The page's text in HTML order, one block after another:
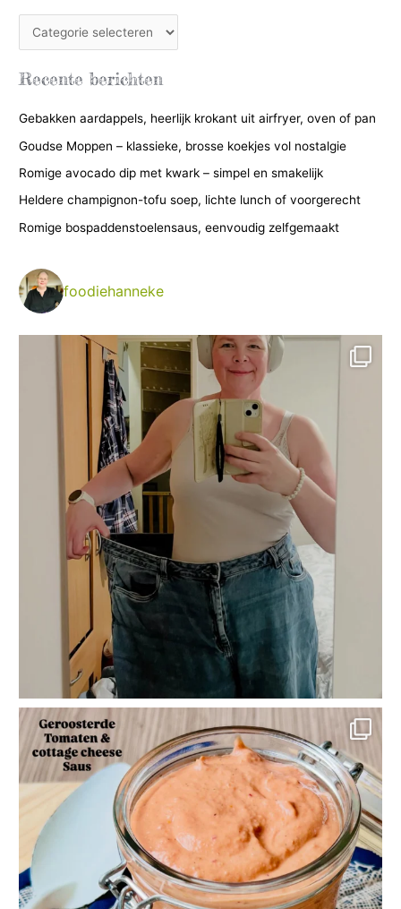
a
t
g
o
r
i
Recente berichten
Gebakken aardappels, heerlijk krokant uit airfryer, oven of pan
Goudse Moppen – klassieke, brosse koekjes vol nostalgie
Romige avocado dip met kwark – simpel en smakelijk
Heldere champignon-tofu soep, lichte lunch of voorgerecht
Romige bospaddenstoelensaus, eenvoudig zelfgemaakt
foodiehanneke